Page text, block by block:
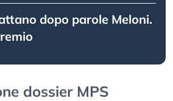
dopo parole Meloni.
dossier MPS